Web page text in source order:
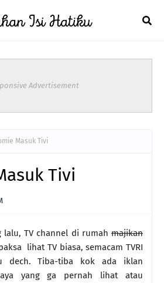
Advertisement
Masuk Tivi
Tivi
lalu, TV channel di rumah majikan
lihat TV biasa, semacam TVRI
dech. Tiba-tiba kok ada iklan
yang ga pernah lihat atau